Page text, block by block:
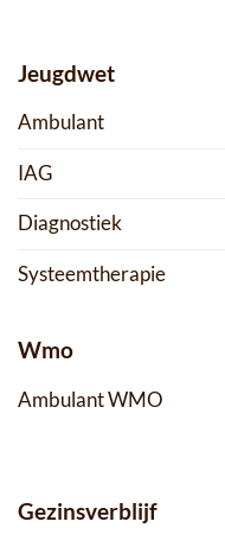
Jeugdwet
Ambulant
IAG
Diagnostiek
Systeemtherapie
Wmo
Ambulant WMO
Gezinsverblijf